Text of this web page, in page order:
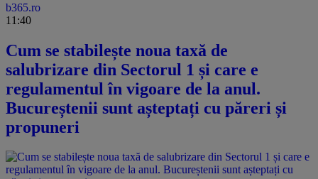
b365.ro
11:40
Cum se stabilește noua taxă de
salubrizare din Sectorul 1 și care e
regulamentul în vigoare de la anul.
Bucureștenii sunt așteptați cu păreri și
propuneri